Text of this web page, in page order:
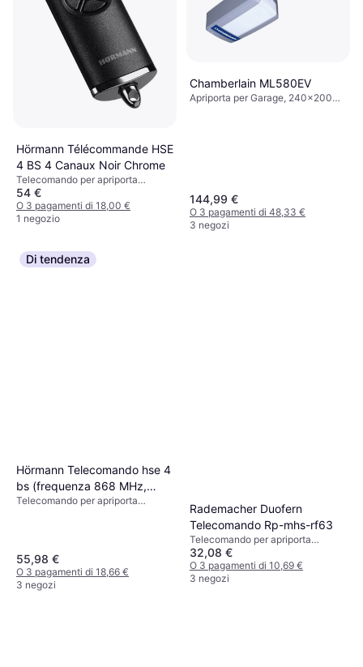
Hörmann Télécommande HSE
4 BS 4 Canaux Noir Chrome
Telecomando per apriporta
garage, 65x30 mm
54 €
O 3 pagamenti di 18,00 €
1 negozio
Chamberlain ML580EV
Apriporta per Garage, 240x200
144,99 €
O 3 pagamenti di 48,33 €
3 negozi
Di tendenza
Hörmann Telecomando hse 4
bs (frequenza 868 MHz,
laccato nero, per apriporta
Telecomando per apriporta
55,98 €
O 3 pagamenti di 18,66 €
3 negozi
Rademacher Duofern
Telecomando Rp-mhs-rf63
Telecomando per apriporta
garage, x
32,08 €
O 3 pagamenti di 10,69 €
3 negozi